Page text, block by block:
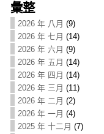
彙整
2026 年 八月 (9)
2026 年 七月 (14)
2026 年 六月 (9)
2026 年 五月 (14)
2026 年 四月 (14)
2026 年 三月 (11)
2026 年 二月 (2)
2026 年 一月 (4)
2025 年 十二月 (7)